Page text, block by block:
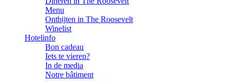
Menu
Ontbijten in The Roosevelt
Winelist
Hotelinfo
Bon cadeau
Iets te vieren?
In de media
Notre bâtiment